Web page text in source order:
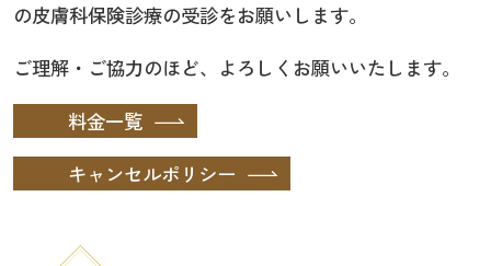
の皮膚科保険診療の受診をお願いします。
ご理解・ご協力のほど、よろしくお願いいたします。
料金一覧
キャンセルポリシー